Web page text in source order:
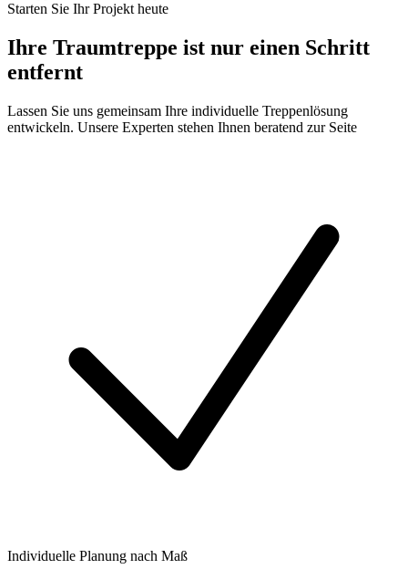
Starten Sie Ihr Projekt heute
Ihre Traumtreppe ist nur einen Schritt
entfernt
Lassen Sie uns gemeinsam Ihre individuelle Treppenlösung
entwickeln. Unsere Experten stehen Ihnen beratend zur Seite
Individuelle Planung nach Maß